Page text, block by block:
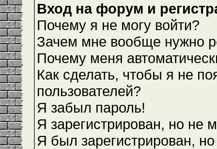
Вход на форум и
Почему я не могу войти?
Зачем мне вообще нужно
Почему меня
Как сделать, чтобы я не
пользователей?
Я забыл пароль!
Я зарегистрирован, но не
Я был зарегистрирован,